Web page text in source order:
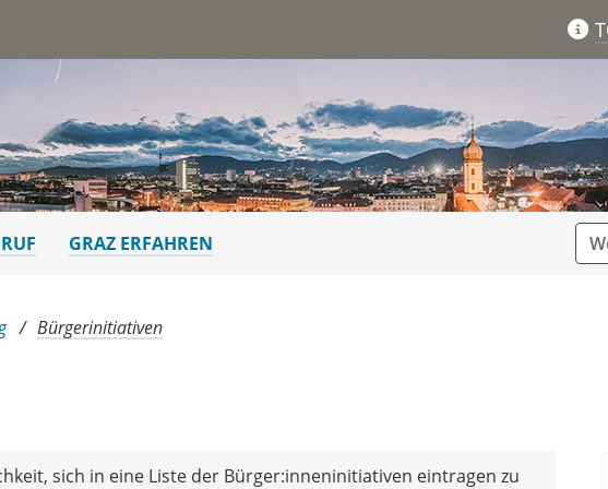
GRAZ ERFAHREN
Bürgerinitiativen
sich in eine Liste der Bürger:inneninitiativen eintragen zu